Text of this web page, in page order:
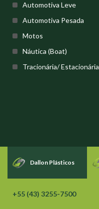
Automotiva Leve
Automotiva Pesada
Motos
Náutica (Boat)
Tracionária/ Estacionária
Dallon Plásticos
+55 (43) 3255-7500